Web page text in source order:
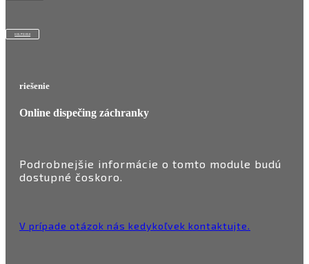
HELPDESK
riešenie
Online dispečing záchranky
Podrobnejšie informácie o tomto module budú
dostupné čoskoro.
V prípade otázok nás kedykoľvek kontaktujte.